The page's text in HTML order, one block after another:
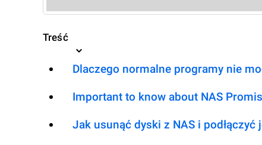
Treść
Dlaczego normalne programy nie
Important to know about NAS
Jak usunąć dyski z NAS i podłączyć